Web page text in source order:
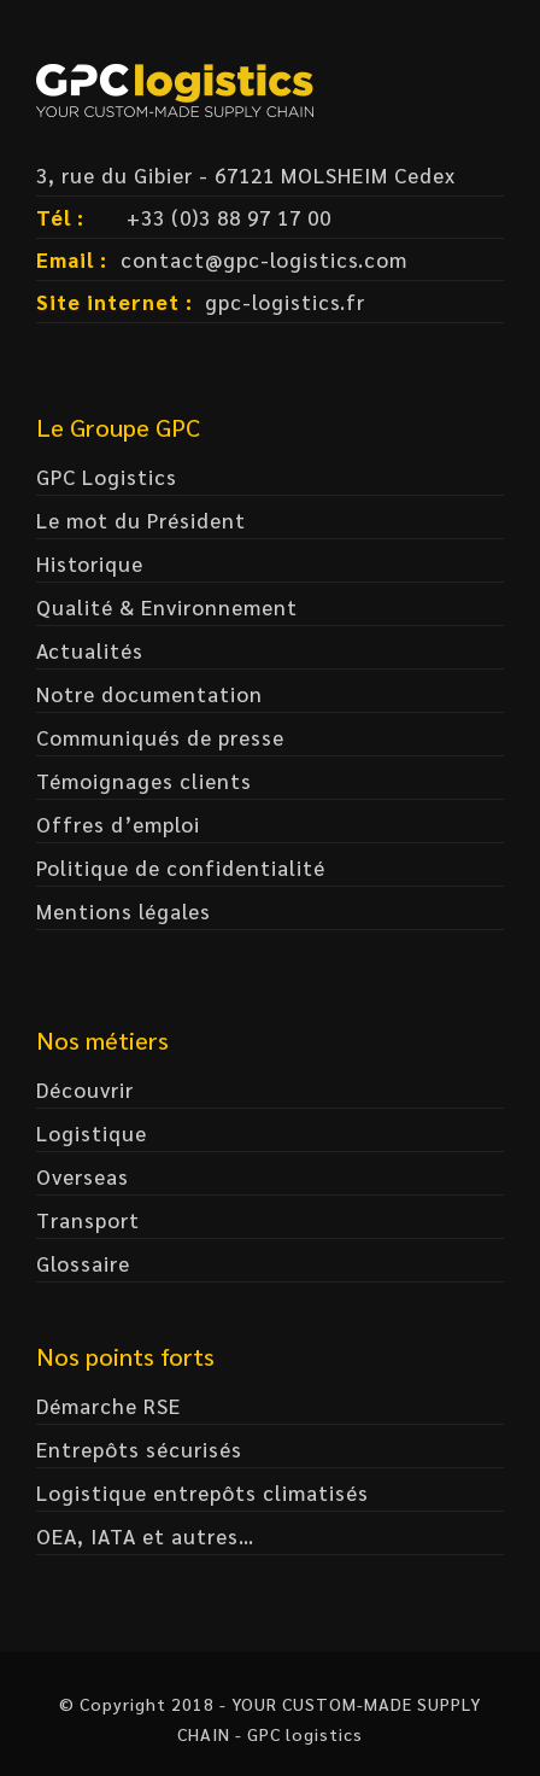
3, rue du Gibier - 67121 MOLSHEIM Cedex
Tél :
+33 (0)3 88 97 17 00
Email :
contact@gpc-logistics.com
Site internet : gpc-logistics.fr
Le Groupe GPC
GPC Logistics
Le mot du Président
Historique
Qualité & Environnement
Actualités
Notre documentation
Communiqués de presse
Témoignages clients
Offres d’emploi
Politique de confidentialité
Mentions légales
Nos métiers
Découvrir
Logistique
Overseas
Transport
Glossaire
Nos points forts
Démarche RSE
Entrepôts sécurisés
Logistique entrepôts climatisés
OEA, IATA et autres…
© Copyright 2018 - YOUR CUSTOM-MADE SUPPLY
CHAIN - GPC logistics